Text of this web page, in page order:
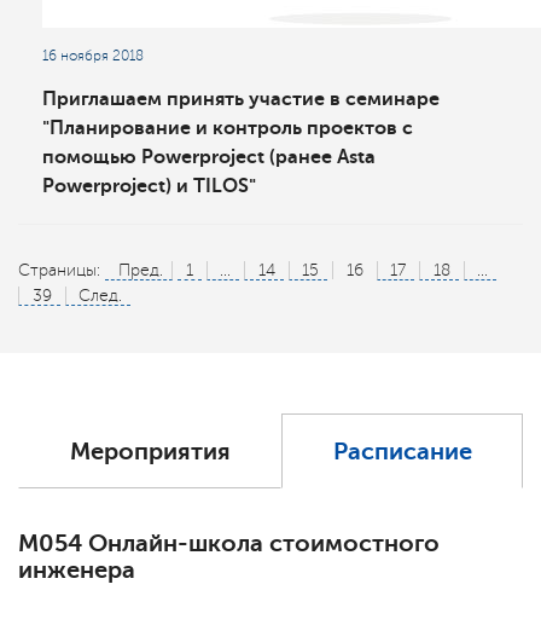
16 ноября 2018
Приглашаем принять участие в семинаре
"Планирование и контроль проектов с
помощью Powerproject (ранее Asta
Powerproject) и TILOS"
Страницы: Пред. 1 ... 14 15 16 17 18
...
39
След.
Мероприятия Расписание
М054 Онлайн-школа стоимостного
инженера